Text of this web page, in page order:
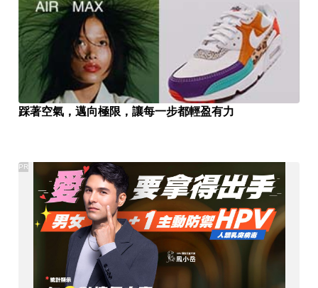
踩著空氣，邁向極限，讓每一步都輕盈有力
PR